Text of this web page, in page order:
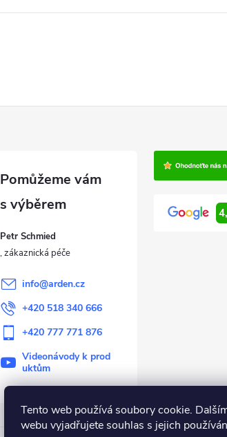
Tento web používá soubory cookie.
webu vyjadřujete souhlas s jejich
Petr Schmied
info@arden.cz
+420 518 340 666
+420 777 771 876
Videonávody k prod
uktům